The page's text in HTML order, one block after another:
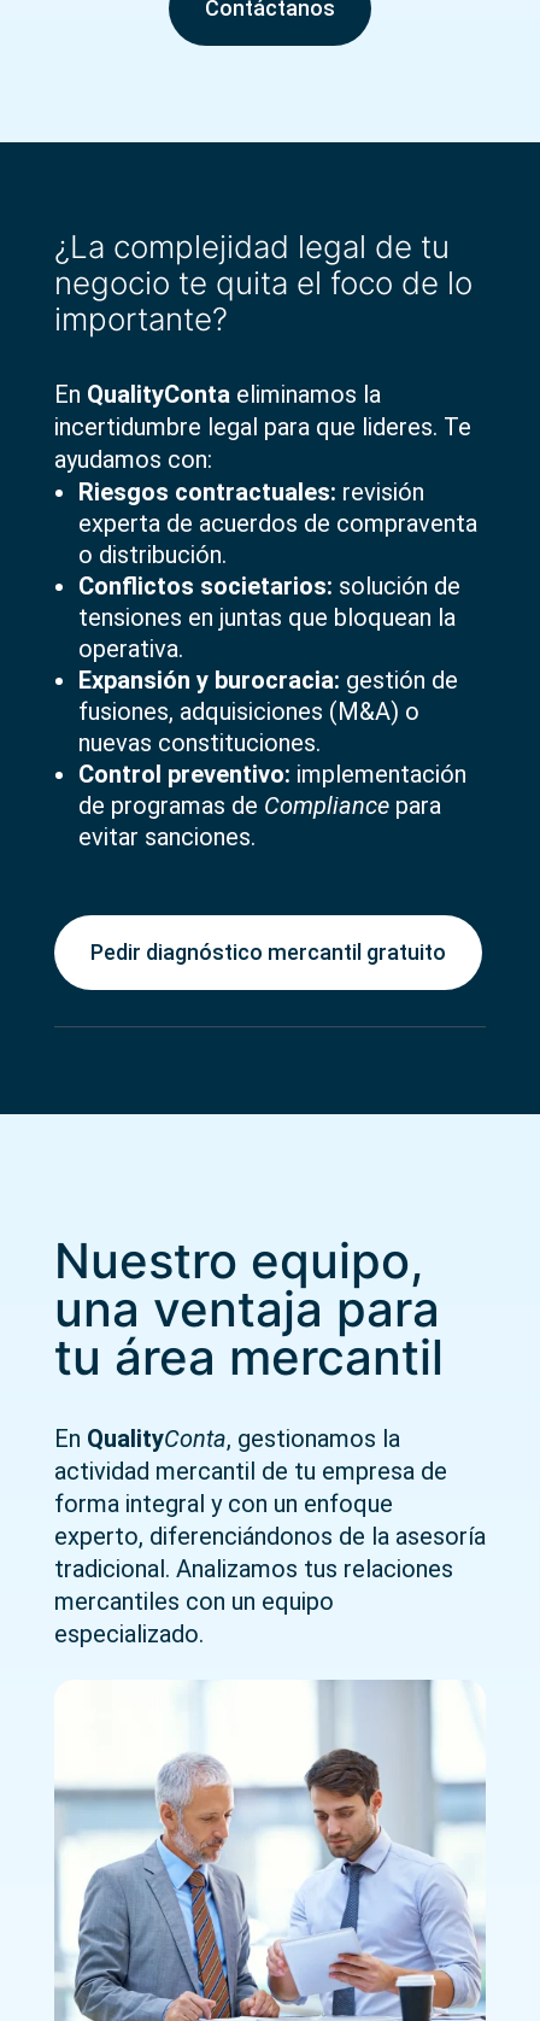
Contáctanos
¿La complejidad legal de tu
negocio te quita el foco de lo
importante?
En QualityContaeliminamos la
incertidumbre legal para que lideres. Te
ayudamos con:
Riesgos contractuales: revisión
experta de acuerdos de compraventa
o distribución.
Conflictos societarios: solución de
tensiones en juntas que bloquean la
operativa.
Expansión y burocracia: gestión de
fusiones, adquisiciones (M&A) o
nuevas constituciones.
Control preventivo: implementación
de programas de Compliancepara
evitar sanciones.
Pedir diagnóstico mercantil gratuito
Nuestro equipo,
una ventaja para
tu área mercantil
En QualityConta, gestionamos la
actividad mercantil de tu empresa de
forma integral y con un enfoque
experto, diferenciándonos de la asesoría
tradicional. Analizamos tus relaciones
mercantiles con un equipo
especializado.